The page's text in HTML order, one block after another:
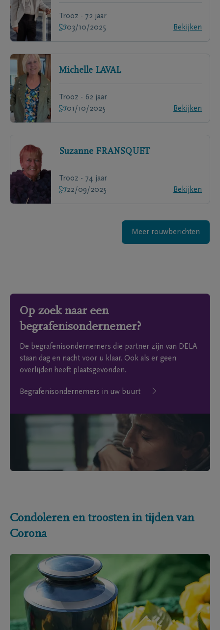
Trooz - 72 jaar
03/10/2025
Bekijken
Michelle LAVAL
Trooz - 62 jaar
01/10/2025
Bekijken
Suzanne FRANSQUET
Trooz - 74 jaar
22/09/2025
Bekijken
Meer rouwberichten
Op zoek naar een
begrafenisondernemer?
De begrafenisondernemers die partner zijn van DELA
staan dag en nacht voor u klaar. Ook als er geen
overlijden heeft plaatsgevonden.
Begrafenisondernemers in uw buurt
Condoleren en troosten in tijden van
Corona